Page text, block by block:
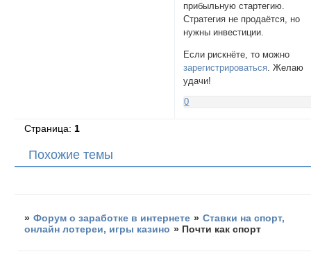
прибыльную стартегию.
Стратегия не продаётся, но
нужны инвестиции.
Если рискнёте, то можно
зарегистрироваться. Желаю
удачи!
0
Страница:1
Похожие темы
» Форум о заработке в интернете » Ставки на спорт,
онлайн лотереи, игры казино » Почти как спорт